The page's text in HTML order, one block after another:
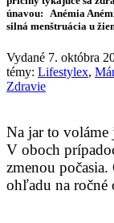
únavou: Anémia
silná menštruácia u
Vydané 7. októbra
témy: Lifestylex,
Zdravie
Na jar to voláme
V oboch
zmenou
ohľadu na ročné